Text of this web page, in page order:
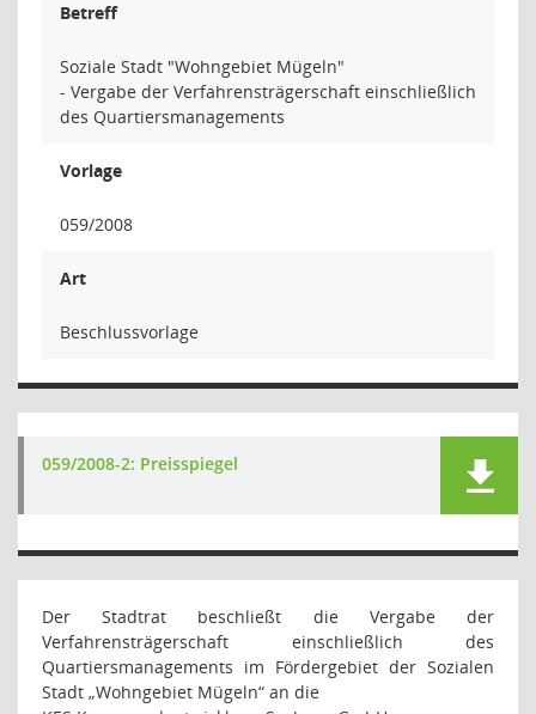
Betreff
Soziale Stadt "Wohngebiet Mügeln"
- Vergabe der Verfahrensträgerschaft einschließlich
des Quartiersmanagements
Vorlage
059/2008
Art
Beschlussvorlage
059/2008-2: Preisspiegel
Der Stadtrat beschließt die Vergabe der
Verfahrensträgerschaft einschließlich des
Quartiersmanagements im Fördergebiet der Sozialen
Stadt „Wohngebiet Mügeln“ an die